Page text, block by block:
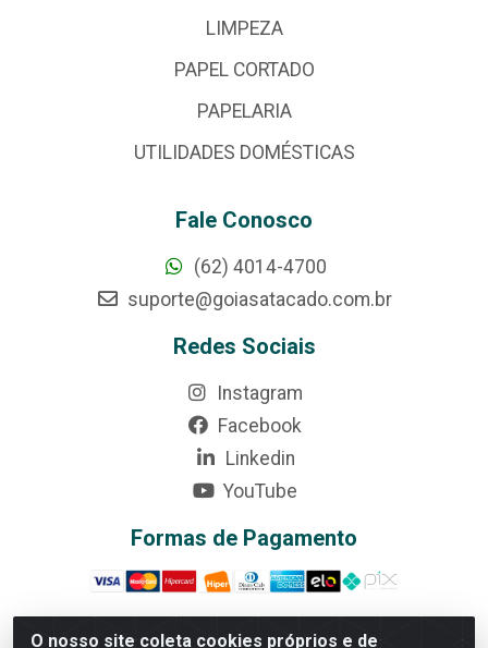
O nosso site coleta cookies próprios e de
LIMPEZA
PAPEL CORTADO
PAPELARIA
UTILIDADES DOMÉSTICAS
Fale Conosco
(62) 4014-4700
suporte@goiasatacado.com.br
Redes Sociais
Instagram
Facebook
Linkedin
YouTube
Formas de Pagamento